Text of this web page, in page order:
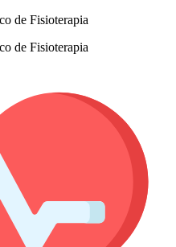
de Fisioterapia
de Fisioterapia